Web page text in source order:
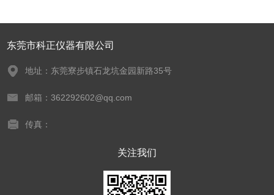
东莞市科正仪器有限公司
地址：东莞寮步镇石龙坑金园新路35号
邮箱：362292602@qq.com
传真：
关注我们